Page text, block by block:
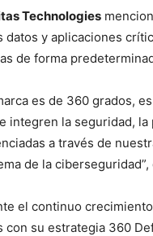
Technologies
datos y aplicaciones
de forma
es de 360 grados,
integren la seguridad,
a través de
de la ciberseguridad”,
el continuo
con su estrategia 360